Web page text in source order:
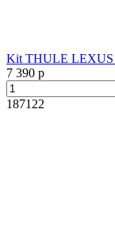
Kit THULE LEXUS
7 390 р
187122